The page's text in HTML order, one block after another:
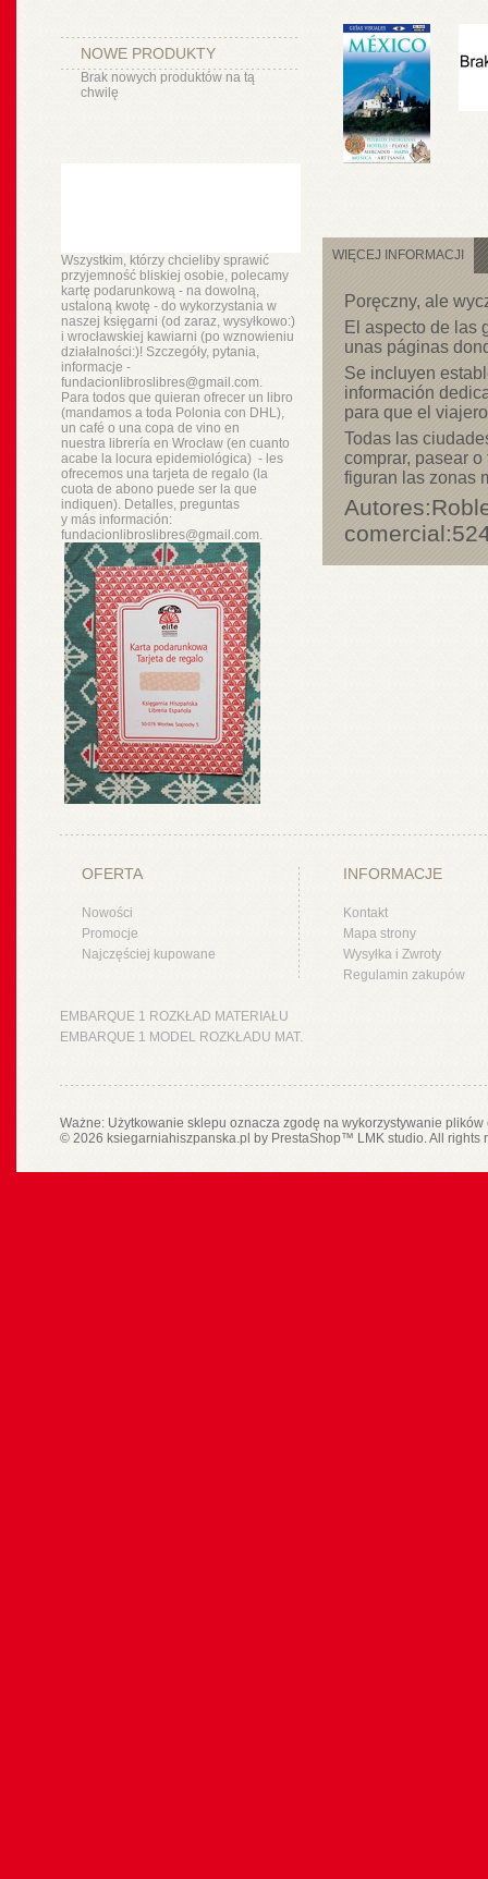
NOWE PRODUKTY
Brak nowych produktów na tą
chwilę
Wszystkim, którzy chcieliby sprawić
przyjemność bliskiej osobie, polecamy
kartę podarunkową - na dowolną,
ustaloną kwotę - do wykorzystania w
naszej księgarni (od zaraz, wysyłkowo:)
i wrocławskiej kawiarni (po wznowieniu
działalności:)! Szczegóły, pytania,
informacje -
fundacionlibroslibres@gmail.com.
Para todos que quieran ofrecer un libro
(mandamos a toda Polonia con DHL),
un café o una copa de vino en
nuestra libreríaen Wrocław (en cuanto
acabe la locura epidemiológica) - les
ofrecemos una tarjeta de regalo (la
cuota de abono puede ser la que
indiquen). Detalles, preguntas
y másinformación:
fundacionlibroslibres@gmail.com.
WIĘCEJ INFORMACJI
Poręczny, ale
El aspecto de las
unas páginas
Se incluyen
información
para que el
Todas las
comprar, pasear
figuran las zonas
Autores:
comercial:
OFERTA
Nowości
Promocje
Najczęściej kupowane
INFORMACJE
Kontakt
Mapa strony
Wysyłka i Zwroty
Regulamin zakupów
EMBARQUE 1 ROZKŁAD MATERIAŁU
EMBARQUE 1 MODEL ROZKŁADU MAT.
Ważne: Użytkowanie sklepu oznacza zgodę na wykorzystywanie
© 2026 ksiegarniahiszpanska.pl by PrestaShop™ LMK studio. All rights